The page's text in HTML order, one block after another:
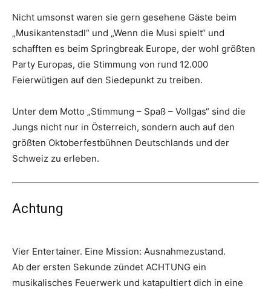
Nicht umsonst waren sie gern gesehene Gäste beim
„Musikantenstadl“ und „Wenn die Musi spielt“ und
schafften es beim Springbreak Europe, der wohl größten
Party Europas, die Stimmung von rund 12.000
Feierwütigen auf den Siedepunkt zu treiben.
Unter dem Motto „Stimmung – Spaß – Vollgas“ sind die
Jungs nicht nur in Österreich, sondern auch auf den
größten Oktoberfestbühnen Deutschlands und der
Schweiz zu erleben.
Achtung
Vier Entertainer. Eine Mission: Ausnahmezustand.
Ab der ersten Sekunde zündet ACHTUNG ein
musikalisches Feuerwerk und katapultiert dich in eine